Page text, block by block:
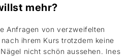
mehr?
Anfragen von verzweifelten
ihrem Kurs trotzdem keine
nicht schön aussehen. Ines